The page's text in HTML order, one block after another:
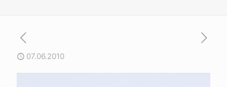
07.06.2010